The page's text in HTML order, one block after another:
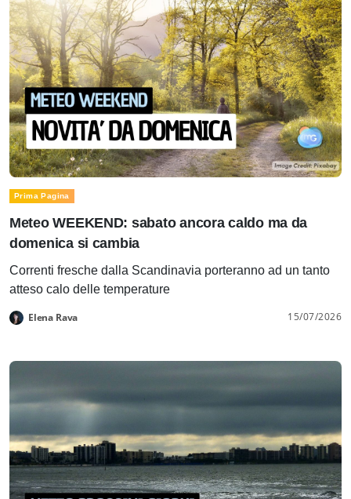
Prima Pagina
Meteo WEEKEND: sabato ancora caldo ma da
domenica si cambia
Correnti fresche dalla Scandinavia porteranno ad un tanto
atteso calo delle temperature
Elena Rava 15/07/2026